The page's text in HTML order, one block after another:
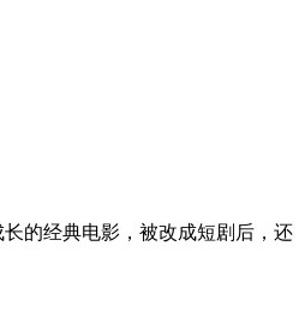
的经典电影，被改成短剧后，还